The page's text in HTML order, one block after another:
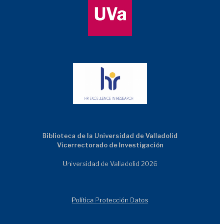
Biblioteca de la Universidad de Valladolid
Vicerrectorado de Investigación
Universidad de Valladolid 2026
Política Protección Datos